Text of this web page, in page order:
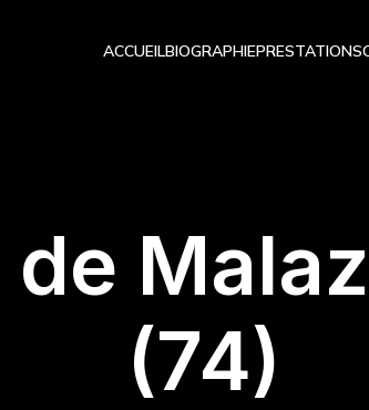
ACCUEILBIOGRAPHIEPRESTATIONS
(74)